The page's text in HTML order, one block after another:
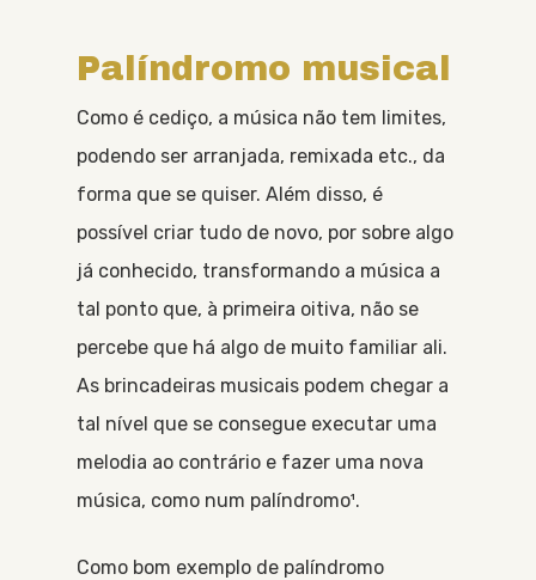
Palíndromo musical
Como é cediço, a música não tem limites,
podendo ser arranjada, remixada etc., da
forma que se quiser. Além disso, é
possível criar tudo de novo, por sobre algo
já conhecido, transformando a música a
tal ponto que, à primeira oitiva, não se
percebe que há algo de muito familiar ali.
As brincadeiras musicais podem chegar a
tal nível que se consegue executar uma
melodia ao contrário e fazer uma nova
música, como num palíndromo¹.
Como bom exemplo de palíndromo